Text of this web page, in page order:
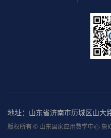
地址：山东省济南市历城区山大
版权所有 © 山东国家应用数学中心 鲁